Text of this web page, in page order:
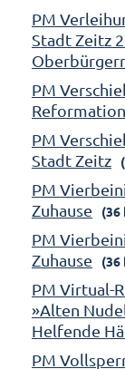
PM
Stadt Zeitz
PM
PM
Stadt Zeitz
PM
Zuhause
(36
PM
Zuhause
(36
PM Virtual-
»Alten
Helfende
PM